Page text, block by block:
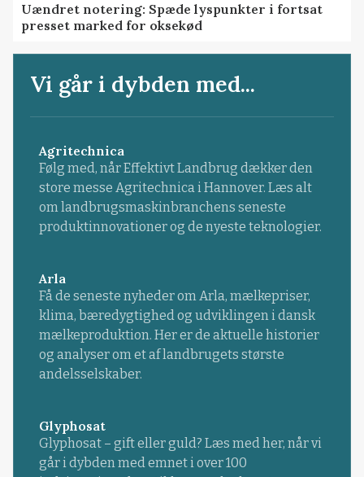
Uændret notering: Spæde lyspunkter i fortsat
presset marked for oksekød
Vi går i dybden med...
Agritechnica
Følg med, når Effektivt Landbrug dækker den
store messe Agritechnica i Hannover. Læs alt
om landbrugsmaskinbranchens seneste
produktinnovationer og de nyeste teknologier.
Arla
Få de seneste nyheder om Arla, mælkepriser,
klima, bæredygtighed og udviklingen i dansk
mælkeproduktion. Her er de aktuelle historier
og analyser om et af landbrugets største
andelsselskaber.
Glyphosat
Glyphosat – gift eller guld? Læs med her, når vi
går i dybden med emnet i over 100